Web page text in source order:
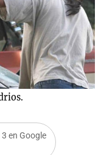
en Google